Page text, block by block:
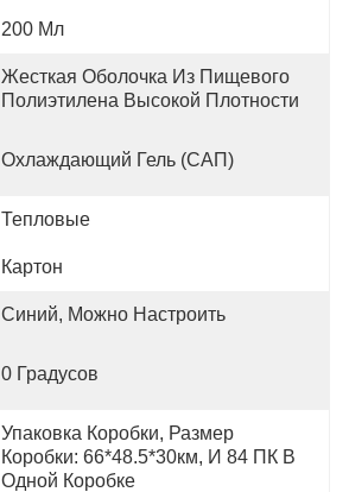
200 Мл
Жесткая Оболочка Из Пищевого
Полиэтилена Высокой Плотности
Охлаждающий Гель (САП)
Тепловые
Картон
Синий, Можно Настроить
0 Градусов
Упаковка Коробки, Размер
Коробки: 66*48.5*30км, И 84 ПК В
Одной Коробке